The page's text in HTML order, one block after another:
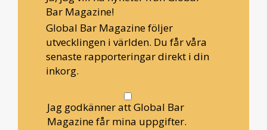
Bar Magazine!
Global Bar Magazine följer
utvecklingen i världen. Du får våra
senaste rapporteringar direkt i din
inkorg.
Jag godkänner att Global Bar
Magazine får mina uppgifter.